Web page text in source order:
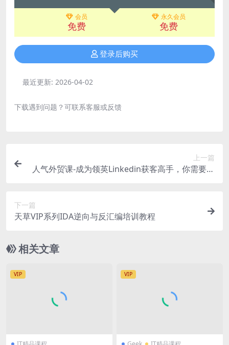
会员
免费
永久会员
免费
登录后购买
最近更新: 2026-04-02
下载遇到问题？可联系客服或反馈
上一篇
人气外贸课-成为领英Linkedin获客高手，你需要做
下一篇
天草VIP系列IDA逆向与反汇编培训教程
相关文章
VIP VIP